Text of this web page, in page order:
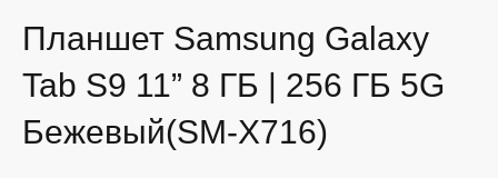
Планшет Samsung Galaxy
Tab S9 11” 8 ГБ | 256 ГБ 5G
Бежевый(SM-X716)